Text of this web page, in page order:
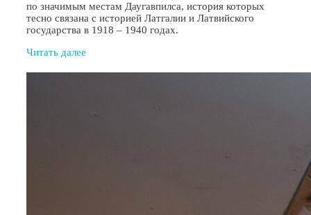
по значимым местам Даугавпилса, история которых
тесно связана с историей Латгалии и Латвийского
государства в 1918 – 1940 годах.
Читать далее